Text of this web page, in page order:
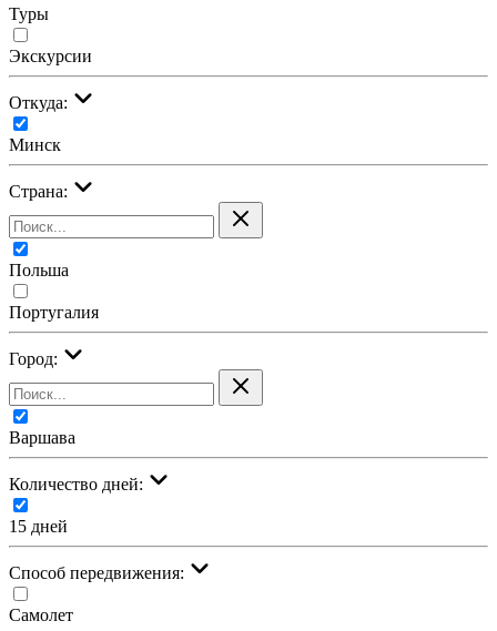
Туры
Экскурсии
Откуда:
Минск
Страна:
Польша
Португалия
Город:
Варшава
Количество дней:
15 дней
Cпособ передвижения:
Самолет